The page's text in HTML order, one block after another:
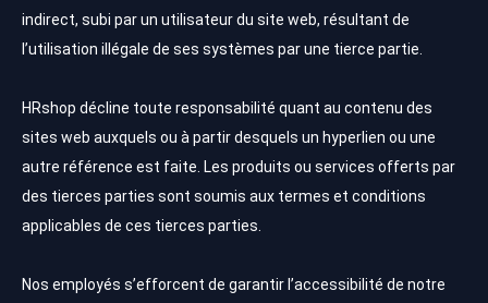
indirect, subi par un utilisateur du site web, résultant de
l’utilisation illégale de ses systèmes par une tierce partie.
HRshop décline toute responsabilité quant au contenu des
sites web auxquels ou à partir desquels un hyperlien ou une
autre référence est faite. Les produits ou services offerts par
des tierces parties sont soumis aux termes et conditions
applicables de ces tierces parties.
Nos employés s’efforcent de garantir l’accessibilité de notre